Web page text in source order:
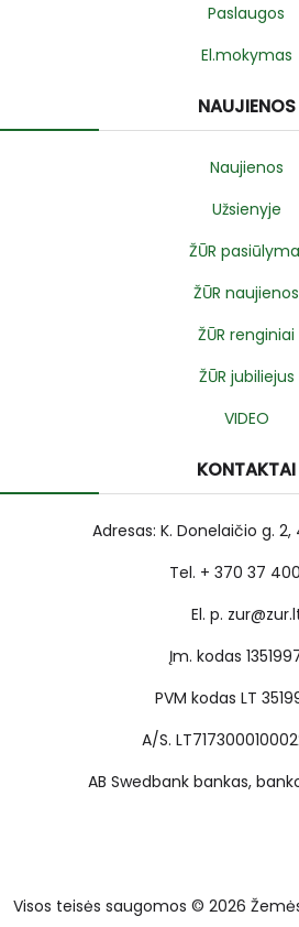
Paslaugos
El.mokymas
NAUJIENOS
Naujienos
Užsienyje
ŽŪR
ŽŪR naujienos
ŽŪR renginiai
ŽŪR jubiliejus
VIDEO
KONTAKTAI
Adresas: K. Donelaičio g. 2,
Tel. + 370 37
El. p.
Įm. kodas
PVM kodas LT
A/S.
AB Swedbank bankas,
Visos teisės saugomos © 2026